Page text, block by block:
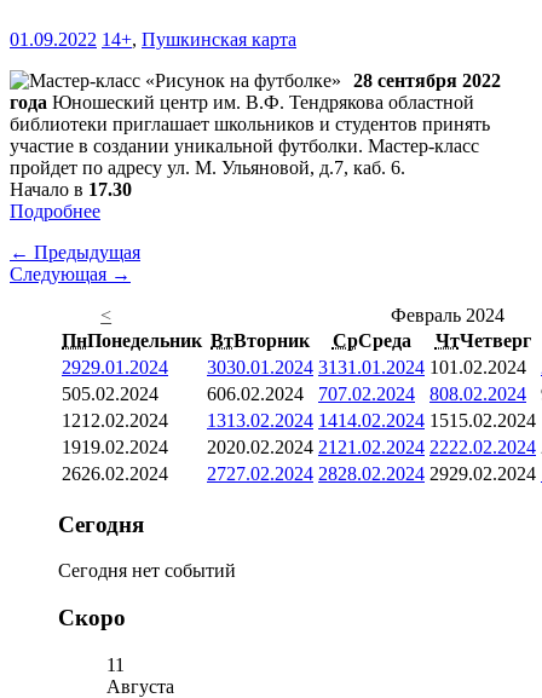
01.09.2022 14+, Пушкинская карта
28 сентября 2022
года Юношеский центр им. В.Ф. Тендрякова областной
библиотеки приглашает школьников и студентов принять
участие в создании уникальной футболки. Мастер-класс
пройдет по адресу ул. М. Ульяновой, д.7, каб. 6.
Начало в 17.30
Подробнее
← Предыдущая
Следующая →
<
Февраль 2024
ПнПонедельник ВтВторник СрСреда ЧтЧетверг
2929.01.2024 3030.01.2024 3131.01.2024 101.02.2024
505.02.2024 606.02.2024 707.02.2024 808.02.2024
1212.02.2024 1313.02.2024 1414.02.2024 1515.02.2024
1919.02.2024 2020.02.2024 21 21.02.2024 2222.02.2024
2626.02.2024 2727.02.2024 2828.02.2024 2929.02.2024
Сегодня
Сегодня нет событий
Скоро
11
Августа